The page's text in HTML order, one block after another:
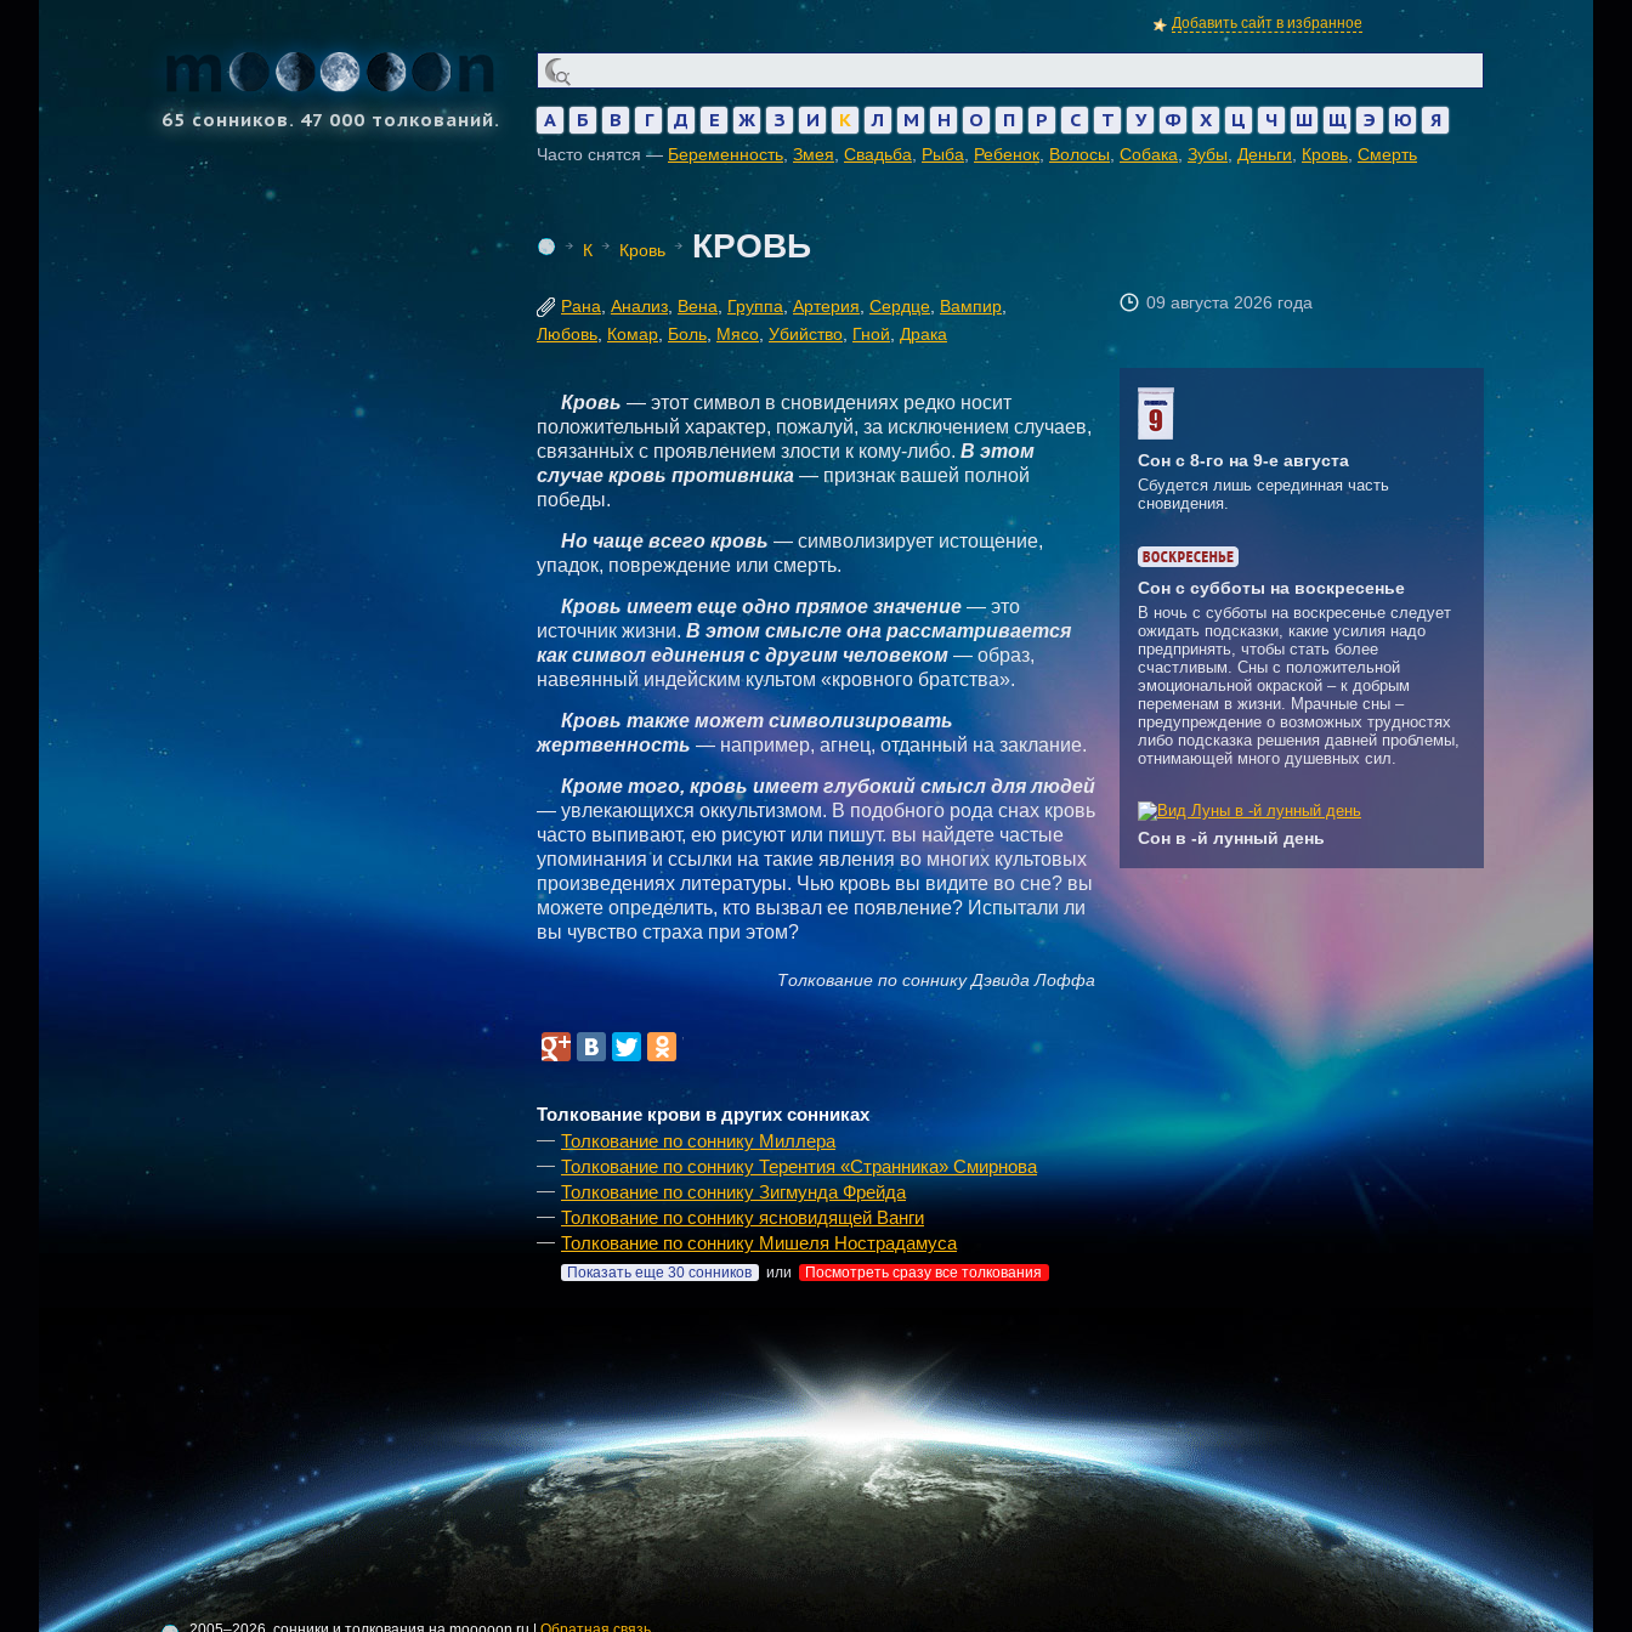
Добавить сайт в избранное
65 сонников. 47 000 толкований. А Б В Г Д Е Ж З И К Л М Н О П Р С Т У Ф Х Ц Ч Ш Щ Э Ю Я
Часто снятся — Беременность Змея Свадьба Рыба Ребенок Волосы Собака Зубы Деньги Кровь Смерть
К Кровь КРОВЬ
Рана Анализ Вена Группа ,Артерия Сердце Вампир
Любовь Комар Боль Мясо Убийство Гной Драка
09 августа 2026 года
Кровь — этот символ в сновидениях редко носит
положительный характер, пожалуй, за исключением случаев,
связанных с проявлением злости к кому-либо. В этом
случае кровь противника — признак вашей полной
победы.
Но чаще всего кровь— символизирует истощение,
упадок, повреждение или смерть.
Кровь имеет еще одно прямое значение — это
источник жизни. В этом смысле она рассматривается
как символ единения с другим человеком — образ,
навеянный индейским культом «кровного братства».
Кровь также может символизировать
жертвенность — например, агнец, отданный на заклание.
Кроме того, кровь имеет глубокий смысл для людей
— увлекающихся оккультизмом. В подобного рода снах кровь
часто выпивают, ею рисуют или пишут. вы найдете частые
упоминания и ссылки на такие явления во многих культовых
произведениях литературы. Чью кровь вы видите во сне? вы
можете определить, кто вызвал ее появление? Испытали ли
вы чувство страха при этом?
Толкование по соннику Дэвида Лоффа
Толкование крови в других сонниках
Толкование по соннику Миллера
Толкование по соннику Терентия «Странника» Смирнова
Толкование по соннику Зигмунда Фрейда
Толкование по соннику ясновидящей Ванги
Толкование по соннику Мишеля Нострадамуса
Показать еще 30 сонников или Посмотреть сразу все толкования
Сон с 8-го на 9-е августа
Сбудется лишь серединная часть
сновидения.
Сон с субботы на воскресенье
В ночь с субботы на воскресенье следует
ожидать подсказки, какие усилия надо
предпринять, чтобы стать более
счастливым. Сны с положительной
эмоциональной окраской – к добрым
переменам в жизни. Мрачные сны –
предупреждение о возможных трудностях
либо подсказка решения давней проблемы,
отнимающей много душевных сил.
Сон в -й лунный день